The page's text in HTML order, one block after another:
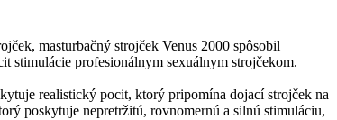
masturbačný strojček Venus 2000 spôsobil
stimulácie profesionálnym sexuálnym strojčekom.
realistický pocit, ktorý pripomína dojací strojček na
poskytuje nepretržitú, rovnomernú a silnú stimuláciu,